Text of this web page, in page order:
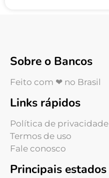
Sobre o Bancos
Feito com ❤ no Brasil
Links rápidos
Política de privacidade
Termos de uso
Fale conosco
Principais estados